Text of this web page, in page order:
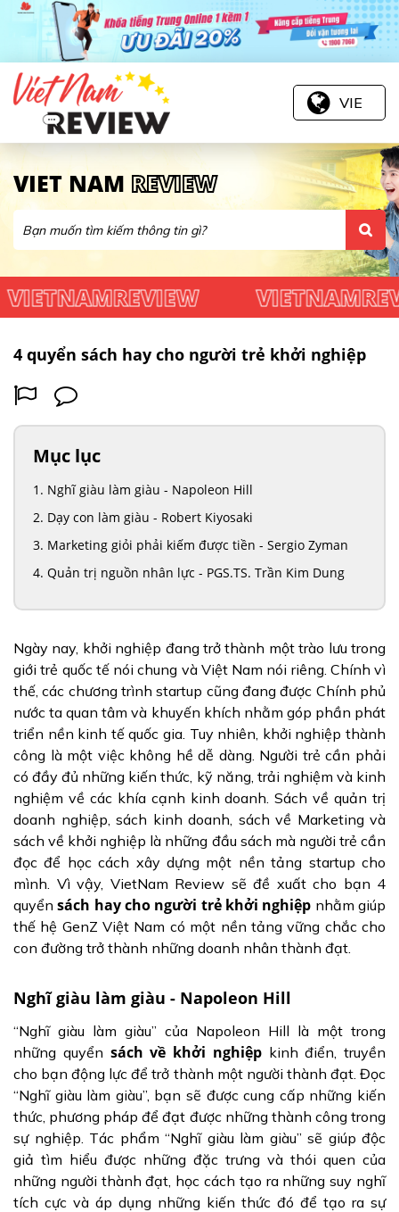
VIE
VIET NAM REVIEW
4 quyển sách hay cho người trẻ khởi nghiệp
Mục lục
Nghĩ giàu làm giàu - Napoleon Hill
Dạy con làm giàu - Robert Kiyosaki
Marketing giỏi phải kiếm được tiền - Sergio Zyman
Quản trị nguồn nhân lực - PGS.TS. Trần Kim Dung
Ngày nay, khởi nghiệp đang trở thành một trào lưu trong
giới trẻ quốc tế nói chung và Việt Nam nói riêng. Chính vì
thế, các chương trình startup cũng đang được Chính phủ
nước ta quan tâm và khuyến khích nhằm góp phần phát
triển nền kinh tế quốc gia. Tuy nhiên, khởi nghiệp thành
công là một việc không hề dễ dàng. Người trẻ cần phải
có đầy đủ những kiến thức, kỹ năng, trải nghiệm và kinh
nghiệm về các khía cạnh kinh doanh. Sách về quản trị
doanh nghiệp, sách kinh doanh, sách về Marketing và
sách về khởi nghiệp là những đầu sách mà người trẻ cần
đọc để học cách xây dựng một nền tảng startup cho
mình. Vì vậy, VietNam Review sẽ đề xuất cho bạn 4
quyểnsách hay cho người trẻ khởi nghiệp nhằm giúp
thế hệ GenZ Việt Nam có một nền tảng vững chắc cho
con đường trở thành những doanh nhân thành đạt.
Nghĩ giàu làm giàu - Napoleon Hill
“Nghĩ giàu làm giàu” của Napoleon Hill là một trong
những quyển sách về khởi nghiệpkinh điển, truyền
cho bạn động lực để trở thành một người thành đạt. Đọc
“Nghĩ giàu làm giàu”, bạn sẽ được cung cấp những kiến
thức, phương pháp để đạt được những thành công trong
sự nghiệp. Tác phẩm “Nghĩ giàu làm giàu” sẽ giúp độc
giả tìm hiểu được những đặc trưng và thói quen của
những người thành đạt, học cách tạo ra những suy nghĩ
tích cực và áp dụng những kiến thức đó để tạo ra sự